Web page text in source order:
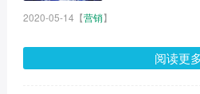
2020-05-14 【营销】
阅读更